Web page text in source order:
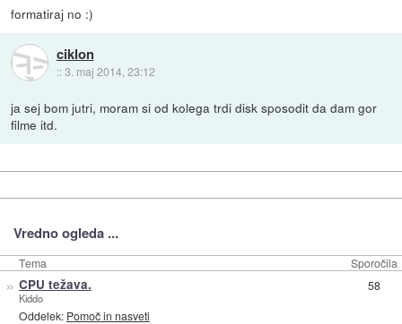
formatiraj no :)
ciklon
::3. maj 2014, 23:12
ja sej bom jutri, moram si od kolega trdi disk sposodit da dam gor
filme itd.
Vredno ogleda ...
Tema Sporočila
» CPU težava.
Kiddo
Oddelek: Pomoč in nasveti
58